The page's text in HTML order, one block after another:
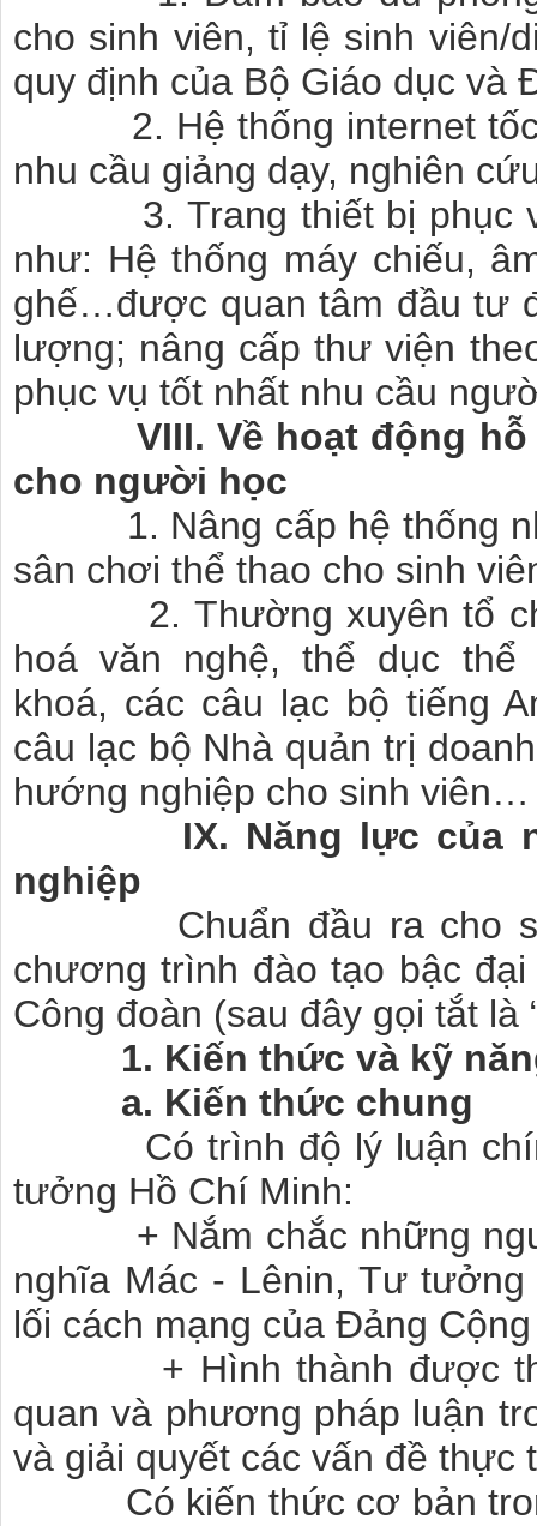
cho sinh viên, tỉ lệ sinh viên/
quy định của Bộ Giáo dục và
2. Hệ thống internet tốc
nhu cầu giảng dạy, nghiên
3. Trang thiết bị phục vụ
như: Hệ thống máy chiếu,
ghế…được quan tâm đầu tư
lượng; nâng cấp thư viện
phục vụ tốt nhất nhu cầu
VIII. Về hoạt động hỗ
cho người học
1. Nâng cấp hệ thống
sân chơi thể thao cho sinh
2. Thường xuyên tổ
hoá văn nghệ, thể dục thể
khoá, các câu lạc bộ tiếng
câu lạc bộ Nhà quản trị
hướng nghiệp cho sinh viên…
IX. Năng lực của
nghiệp
Chuẩn đầu ra cho
chương trình đào tạo bậc
Công đoàn (sau đây gọi tắt là
1. Kiến thức và kỹ
a. Kiến thức chung
Có trình độ lý luận
tưởng Hồ Chí Minh:
+ Nắm chắc những
nghĩa Mác - Lênin, Tư
lối cách mạng của Đảng
+ Hình thành được thế
quan và phương pháp luận
và giải quyết các vấn đề thực
Có kiến thức cơ bản